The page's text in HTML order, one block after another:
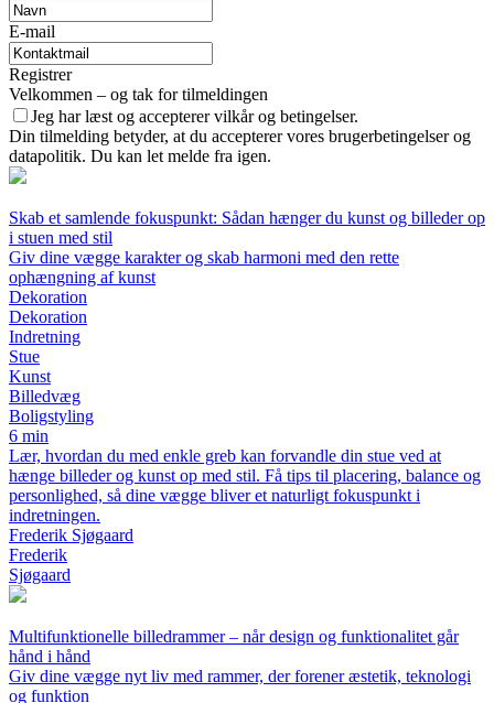
E-mail
Registrer
Velkommen – og tak for tilmeldingen
Jeg har læst og accepterer vilkår og betingelser.
Din tilmelding betyder, at du accepterer vores brugerbetingelser og
datapolitik. Du kan let melde fra igen.
Skab et samlende fokuspunkt: Sådan hænger du kunst og billeder op
i stuen med stil
Giv dine vægge karakter og skab harmoni med den rette
ophængning af kunst
Dekoration
Dekoration
Indretning
Stue
Kunst
Billedvæg
Boligstyling
6 min
Lær, hvordan du med enkle greb kan forvandle din stue ved at
hænge billeder og kunst op med stil. Få tips til placering, balance og
personlighed, så dine vægge bliver et naturligt fokuspunkt i
indretningen.
Frederik Sjøgaard
Frederik
Sjøgaard
Multifunktionelle billedrammer – når design og funktionalitet går
hånd i hånd
Giv dine vægge nyt liv med rammer, der forener æstetik, teknologi
og funktion